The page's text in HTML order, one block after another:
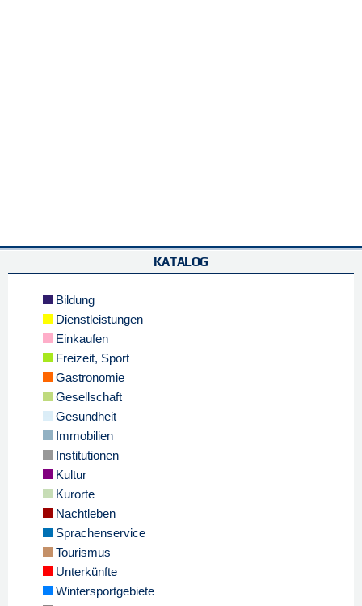
KATALOG
Bildung
Dienstleistungen
Einkaufen
Freizeit, Sport
Gastronomie
Gesellschaft
Gesundheit
Immobilien
Institutionen
Kultur
Kurorte
Nachtleben
Sprachenservice
Tourismus
Unterkünfte
Wintersportgebiete